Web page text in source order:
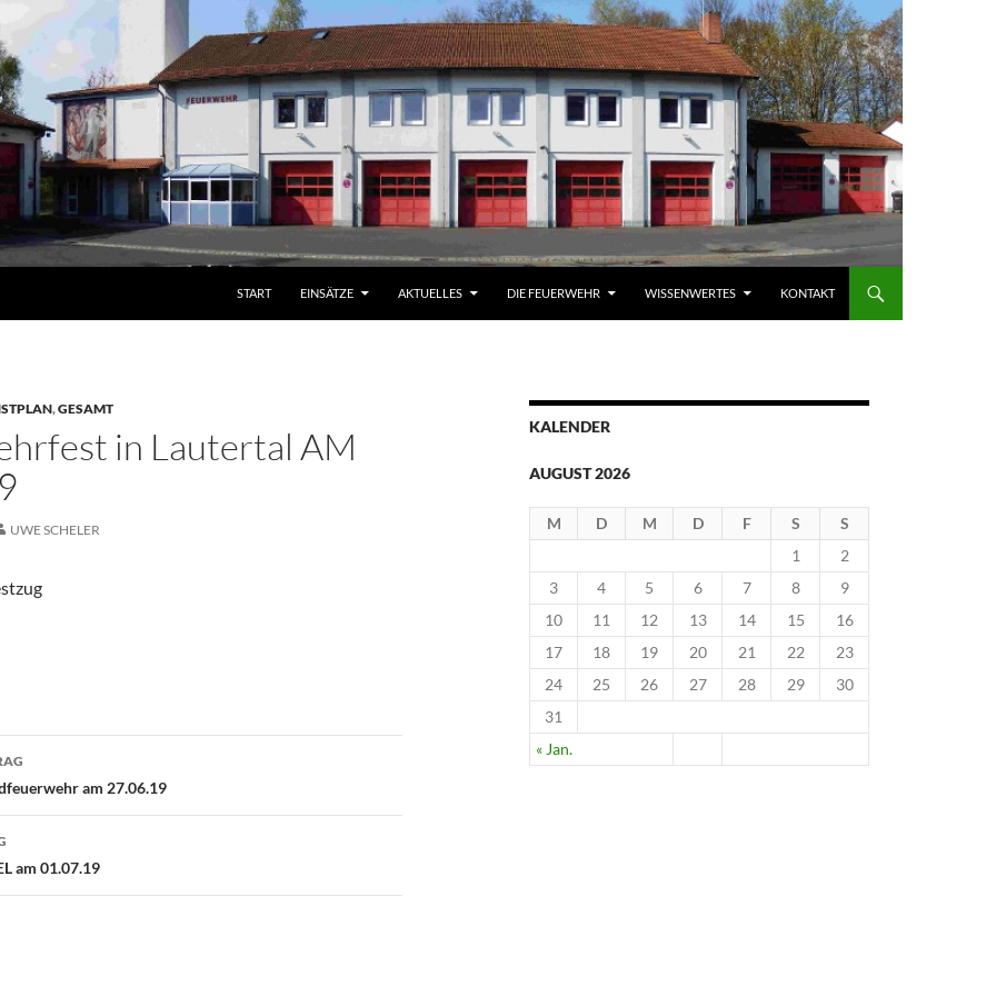
START EINSÄTZE AKTUELLES DIE FEUERWEHR WISSENWERTES KONTAKT
,GESAMT
in Lautertal AM
UWE SCHELER
am 27.06.19
am 01.07.19
KALENDER
AUGUST 2026
M D M D F S S
« Jan.
1
2
3
4 5 6 7 8
9
10
11 12 13 14 15
16
17
18 19 20 21 22
23
24
25 26 27 28 29
30
31